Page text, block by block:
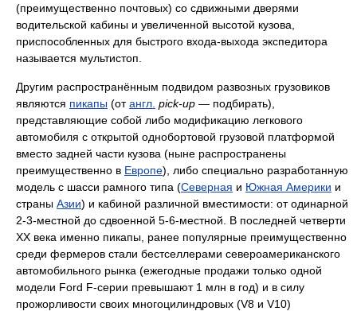
(преимущественно почтовых) со сдвижными дверями
водительской кабины и увеличенной высотой кузова,
приспособленных для быстрого входа-выхода экспедитора
называется мультистоп.
Другим распространённым подвидом развозных грузовиков
являются пикапы (отангл. pick-up — подбирать),
представляющие собой либо модификацию легкового
автомобиля с открытой однобортовой грузовой платформой
вместо задней части кузова (ныне распространены
преимущественно в Европе), либо специально разработанную
модель с шасси рамного типа (Северная и Южная Америки и
страны Азии) и кабиной различной вместимости: от одинарной
2-3-местной до сдвоенной 5-6-местной. В последней четверти
XX века именно пикапы, ранее популярные преимущественно
среди фермеров стали бестселлерами североамериканского
автомобильного рынка (ежегодные продажи только одной
модели Ford F-серии превышают 1 млн в год) и в силу
прожорливости своих многоцилиндровых (V8 и V10)